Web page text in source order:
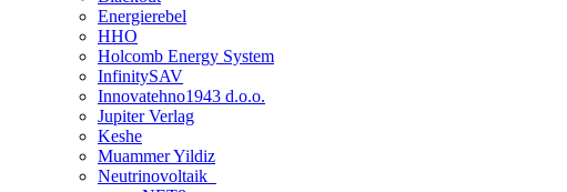
Energierebel
HHO
Holcomb Energy System
InfinitySAV
Innovatehno1943 d.o.o.
Jupiter Verlag
Keshe
Muammer Yildiz
Neutrinovoltaik